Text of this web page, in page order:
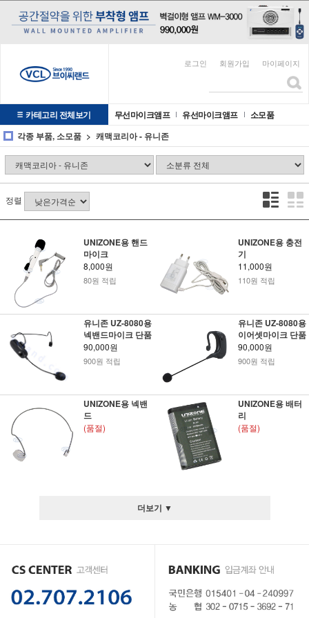
로그인 회원가입 마이페이지
카테고리 전체보기 무선마이크앰프 유선마이크앰프
소모품
각종 부품, 소모품
캐맥코리아 - 유니존
정렬
UNIZONE용 핸드
마이크
8,000원
80원 적립
UNIZONE용 충전
기
11,000원
110원 적립
유니존 UZ-8080용
넥밴드마이크 단품
90,000원
900원 적립
유니존 UZ-8080용
이어셋마이크 단품
90,000원
900원 적립
UNIZONE용 넥밴
드
(품절)
UNIZONE용 배터
리
(품절)
더보기 ▼